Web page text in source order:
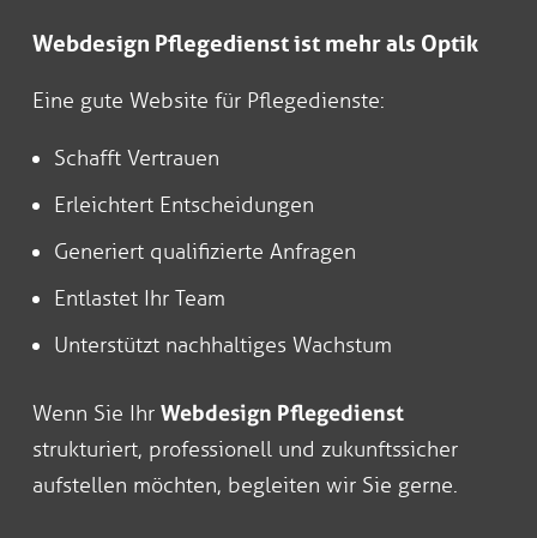
Webdesign Pflegedienst ist mehr als Optik
Eine gute Website für Pflegedienste:
Schafft Vertrauen
Erleichtert Entscheidungen
Generiert qualifizierte Anfragen
Entlastet Ihr Team
Unterstützt nachhaltiges Wachstum
Wenn Sie Ihr Webdesign Pflegedienst
strukturiert, professionell und zukunftssicher
aufstellen möchten, begleiten wir Sie gerne.